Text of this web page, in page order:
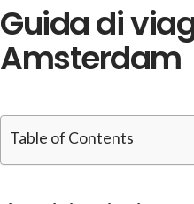
Guida di
Amsterdam
Table of Contents